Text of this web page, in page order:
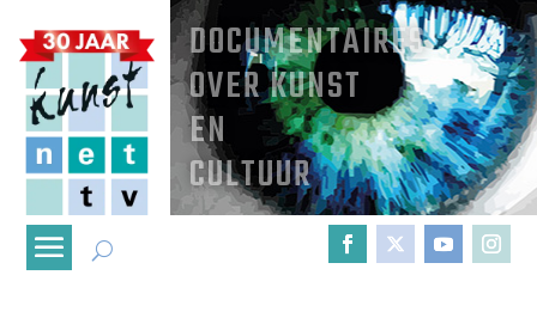
DOCUMENTAIRES
OVER KUNST
EN
CULTUUR